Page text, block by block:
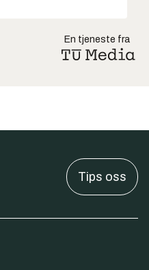
En tjeneste fra
Tips oss